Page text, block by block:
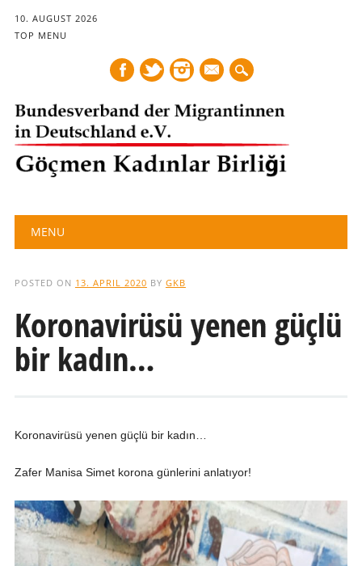
10. AUGUST 2026
TOP MENU
mail
Main menu
MENU
POSTED ON 13. APRIL 2020 BY GKB
Koronavirüsü yenen güçlü
bir kadın…
Koronavirüsü yenen güçlü bir kadın…
Zafer Manisa Simet korona günlerini anlatıyor!